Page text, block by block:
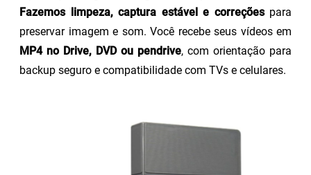
Fazemos limpeza, captura estável e correçõespara
preservar imagem e som. Você recebe seus vídeos em
MP4 no Drive, DVD ou pendrive, com orientação para
backup seguro e compatibilidade com TVs e celulares.